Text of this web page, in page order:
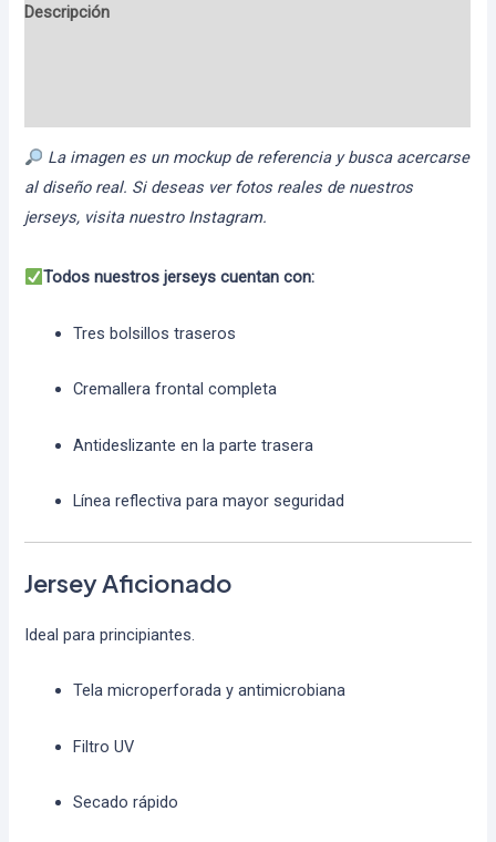
Descripción
La imagen es un mockup de referencia y busca acercarse
al diseño real. Si deseas ver fotos reales de nuestros
jerseys, visita nuestro Instagram.
Todos nuestros jerseys cuentan con:
Tres bolsillos traseros
Cremallera frontal completa
Antideslizante en la parte trasera
Línea reflectiva para mayor seguridad
Jersey Aficionado
Ideal para principiantes.
Tela microperforada y antimicrobiana
Filtro UV
Secado rápido